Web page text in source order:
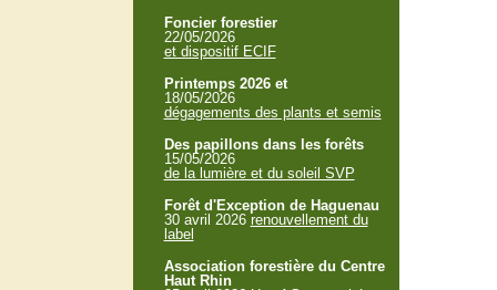
Foncier forestier
22/05/2026
et dispositif ECIF
Printemps 2026 et
18/05/2026
dégagements des plants et semis
Des papillons dans les forêts
15/05/2026
de la lumière et du soleil SVP
Forêt d'Exception de Haguenau
30 avril 2026 renouvellement du
label
Association forestière du Centre
Haut Rhin